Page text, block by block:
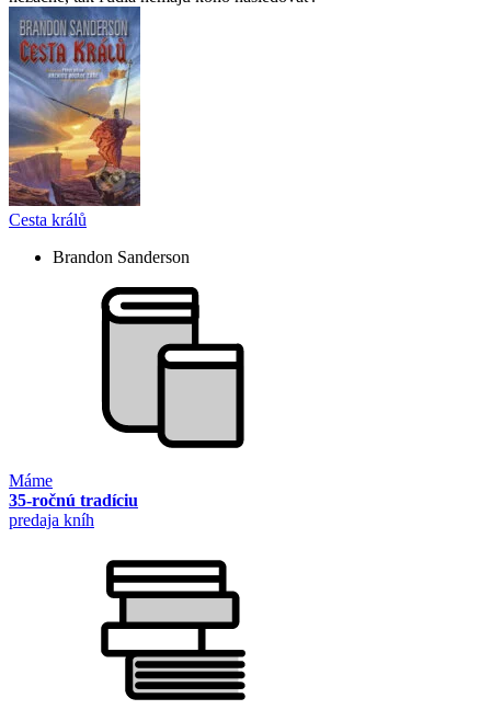
Cesta králů
Brandon Sanderson
Máme
35-ročnú tradíciu
predaja kníh